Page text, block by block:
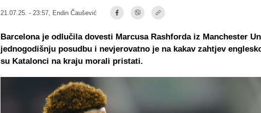
21.07.25. - 23:57, Endin Čaušević
Barcelona je odlučila dovesti Marcusa Rashforda iz Manchester
jednogodišnju posudbu i nevjerovatno je na kakav zahtjev
su Katalonci na kraju morali pristati.